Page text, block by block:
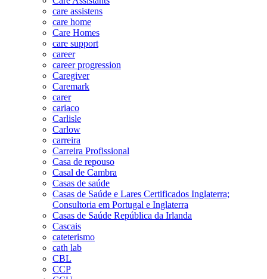
care assistens
care home
Care Homes
care support
career
career progression
Caregiver
Caremark
carer
cariaco
Carlisle
Carlow
carreira
Carreira Profissional
Casa de repouso
Casal de Cambra
Casas de saúde
Casas de Saúde e Lares Certificados Inglaterra;
Consultoria em Portugal e Inglaterra
Casas de Saúde República da Irlanda
Cascais
cateterismo
cath lab
CBL
CCP